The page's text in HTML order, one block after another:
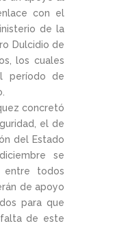
con el
de la
Dulcidio de
los cuales
período de
concretó
el de
del Estado
se
entre todos
de apoyo
para que
de este